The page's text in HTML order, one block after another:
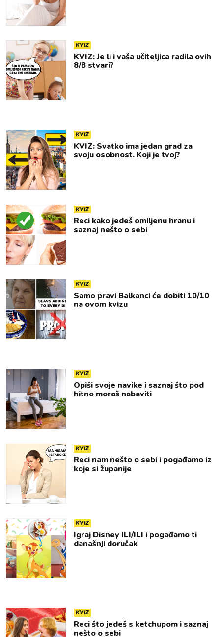
KVIZ
KVIZ: Je li i vaša učiteljica radila ovih
8/8 stvari?
KVIZ
KVIZ: Svatko ima jedan grad za
svoju osobnost. Koji je tvoj?
KVIZ
Reci kako jedeš omiljenu hranu i
saznaj nešto o sebi
KVIZ
Samo pravi Balkanci će dobiti 10/10
na ovom kvizu
KVIZ
Opiši svoje navike i saznaj što pod
hitno moraš nabaviti
KVIZ
Reci nam nešto o sebi i pogađamo iz
koje si županije
KVIZ
Igraj Disney ILI/ILI i pogađamo ti
današnji doručak
KVIZ
Reci što jedeš s ketchupom i saznaj
nešto o sebi